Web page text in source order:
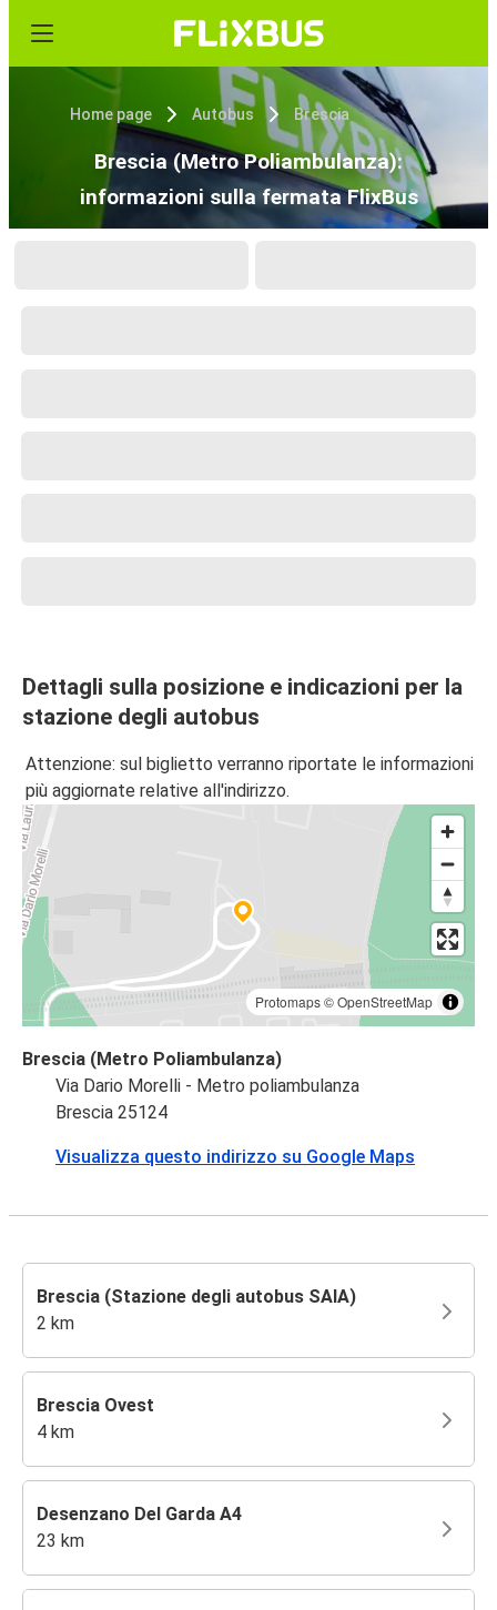
Home page Autobus Brescia
Brescia (Metro Poliambulanza):
informazioni sulla fermata FlixBus
Dettagli sulla posizione e indicazioni per la
stazione degli autobus
Attenzione: sul biglietto verranno riportate le informazioni
più aggiornate relative all'indirizzo.
Protomaps©OpenStreetMap
Brescia (Metro Poliambulanza)
Via Dario Morelli - Metro poliambulanza
Brescia 25124
Visualizza questo indirizzo su Google Maps
Brescia (Stazione degli autobus SAIA)
2 km
Brescia Ovest
4 km
Desenzano Del Garda A4
23 km